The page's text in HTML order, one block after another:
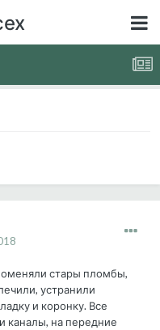
стары пломбы,
устранили
и коронку. Все
каналы, на передние